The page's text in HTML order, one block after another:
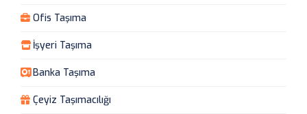
Ofis Taşıma
İşyeri Taşıma
Banka Taşıma
Çeyiz Taşımacılığı